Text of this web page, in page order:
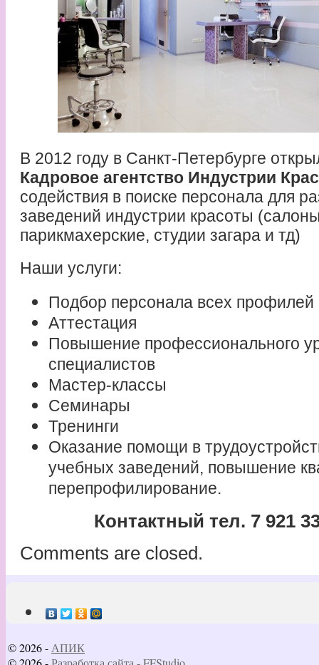
В 2012 году в Санкт-Петербурге
Кадровое агентство Индустрии
содействия в поиске персонала для
заведений индустрии красоты
парикмахерские, студии загара и тд)
Наши услуги:
Подбор персонала всех профилей
Аттестация
Повышение профессионального
специалистов
Мастер-классы
Семинары
Тренинги
Оказание помощи в
учебных заведений, повышение
перепрофилирование.
Контактный тел. 7 921
Comments are closed.
© 2026 -АПИК